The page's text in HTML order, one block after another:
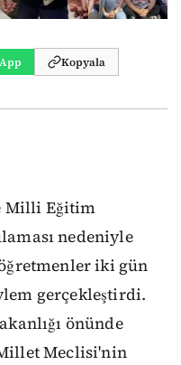
Kopyala
Milli Eğitim
nedeniyle
iki gün
gerçekleştirdi.
önünde
Meclisi'nin